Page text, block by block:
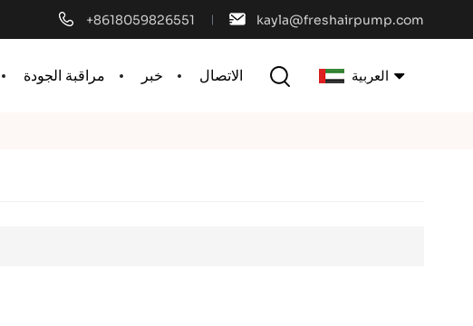
+8618059826551 kayla@freshairpump.com
مراقبة الجودة خبر الاتصال العربية